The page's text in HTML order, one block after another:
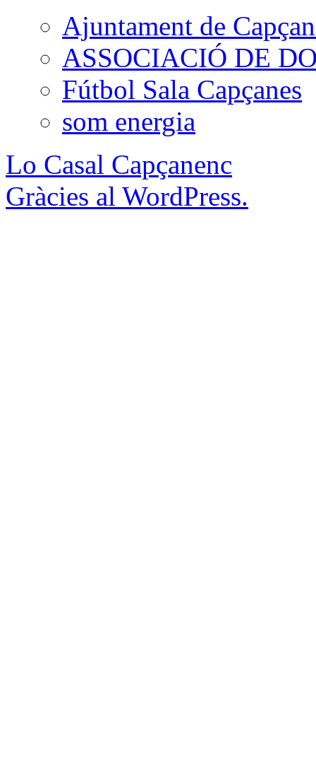
Ajuntament de
ASSOCIACIÓ DE
Fútbol Sala Capçanes
som energia
Lo Casal Capçanenc
Gràcies al WordPress.